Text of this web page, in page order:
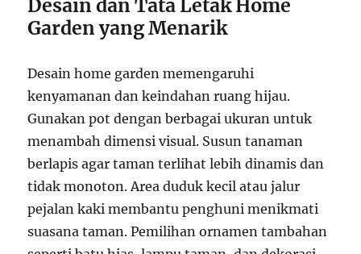
Desain dan Tata Letak Home
Garden yang Menarik
Desain home garden memengaruhi
kenyamanan dan keindahan ruang hijau.
Gunakan pot dengan berbagai ukuran untuk
menambah dimensi visual. Susun tanaman
berlapis agar taman terlihat lebih dinamis dan
tidak monoton. Area duduk kecil atau jalur
pejalan kaki membantu penghuni menikmati
suasana taman. Pemilihan ornamen tambahan